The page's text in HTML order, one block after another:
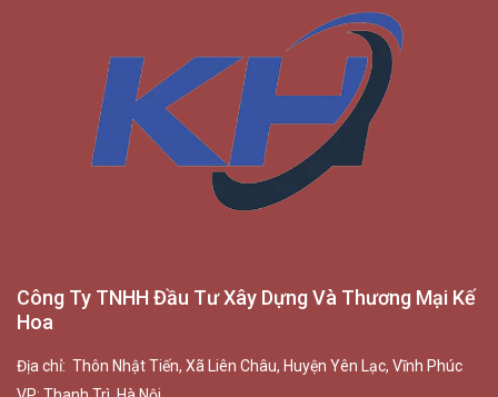
Công Ty TNHH Đầu Tư Xây Dựng Và Thương Mại Kế
Hoa
Địa chỉ: Thôn Nhật Tiến, Xã Liên Châu, Huyện Yên Lạc, Vĩnh Phúc